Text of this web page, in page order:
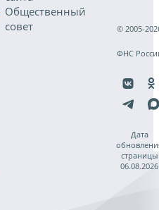
Общественный
совет
© 2005-
ФНС
Дата
страницы
06.08.2026